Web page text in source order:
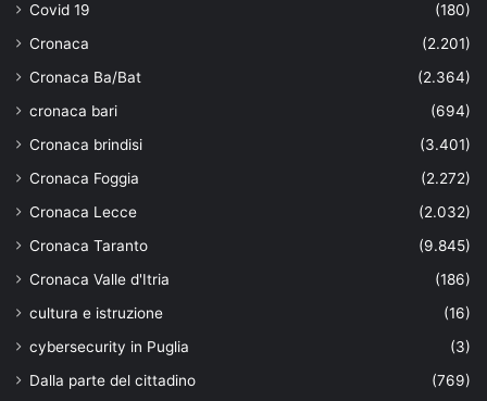
Covid 19
(180)
Cronaca
(2.201)
Cronaca Ba/Bat
(2.364)
cronaca bari
(694)
Cronaca brindisi
(3.401)
Cronaca Foggia
(2.272)
Cronaca Lecce
(2.032)
Cronaca Taranto
(9.845)
Cronaca Valle d'Itria
(186)
cultura e istruzione
(16)
cybersecurity in Puglia
(3)
Dalla parte del cittadino
(769)